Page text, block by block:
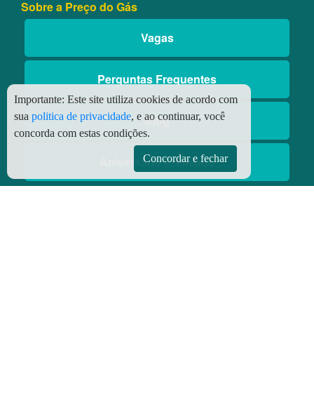
Sobre a Preço do Gás
Vagas
Perguntas Frequentes
Blog
Aniversário Premiado
Importante: Este site utiliza cookies de acordo com
sua politica de privacidade, e ao continuar, você
concorda com estas condições.
Concordar e fechar